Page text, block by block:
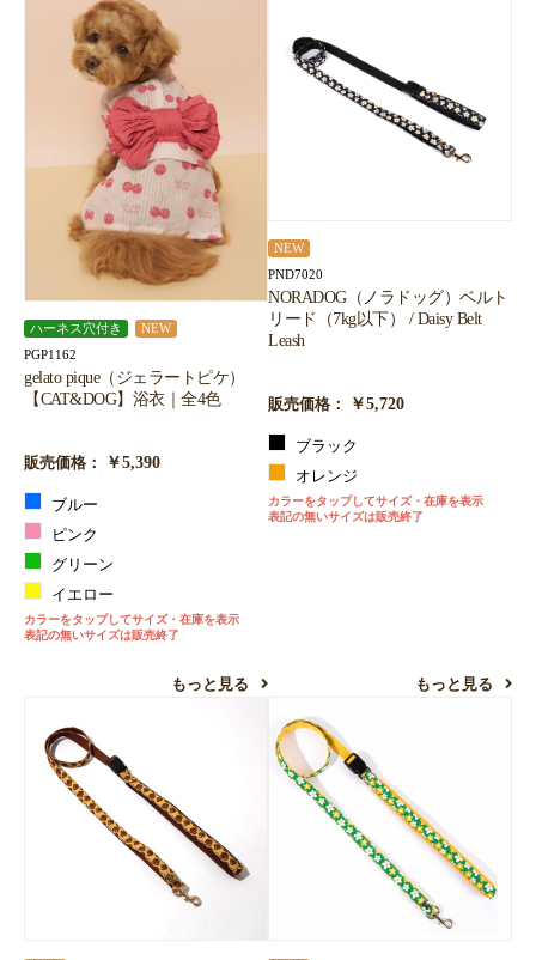
ハーネス穴付き NEW
PGP1162
gelato pique（ジェラートピケ）
【CAT&DOG】浴衣｜全4色
販売価格： ￥5,390
ブルー
ピンク
グリーン
イエロー
カラーをタップしてサイズ・在庫を表示
表記の無いサイズは販売終了
もっと見る
NEW
PND7020
NORADOG（ノラドッグ）ベルト
リード（7kg以下） / Daisy Belt
Leash
販売価格： ￥5,720
ブラック
オレンジ
カラーをタップしてサイズ・在庫を表示
表記の無いサイズは販売終了
もっと見る